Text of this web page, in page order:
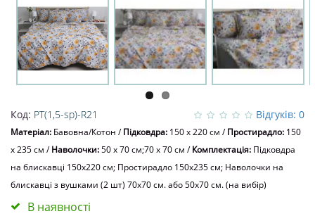
Відгуків: 0
Код: PT(1,5-sp)-R21
Матеріал: Бавовна/Котон /Підковдра: 150 x 220 см /Простирадло: 150
x 235 см /Наволочки:50 х 70 см;70 х 70 см /Комплектація: Підковдра
на блискавці 150x220 см; Простирадло 150x235 см; Наволочки на
блискавці з вушками (2 шт) 70x70 см. або 50х70 см. (на вибір)
В наявності